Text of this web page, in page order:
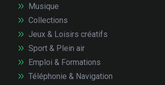
Musique
Collections
Jeux & Loisirs créatifs
Sport & Plein air
Emploi & Formations
Téléphonie & Navigation